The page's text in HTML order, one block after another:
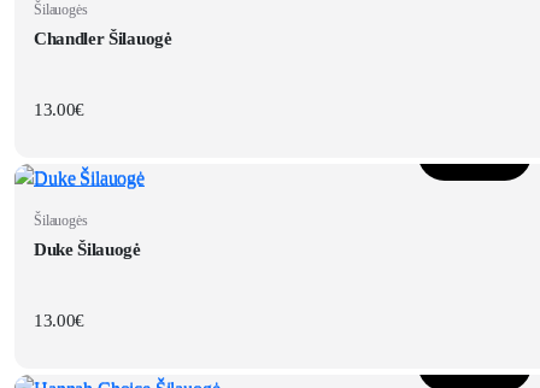
Šilauogės
Chandler Šilauogė
13.00€
Šilauogės
Duke Šilauogė
13.00€